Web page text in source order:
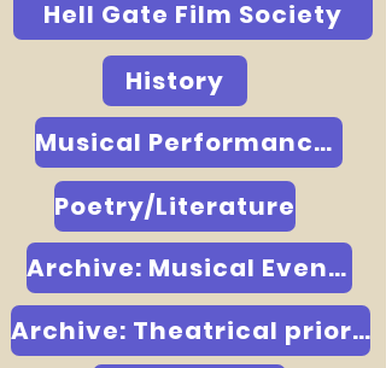
Hell Gate Film Society
History
Musical Performances
Poetry/Literature
Archive: Musical Events prior to 2020
Archive: Theatrical prior to 2020